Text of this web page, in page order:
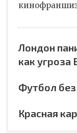
Лондон
как угроза
Футбол
Красная